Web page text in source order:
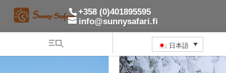
+358 (0)401895595
info@sunnysafari.fi
日本語